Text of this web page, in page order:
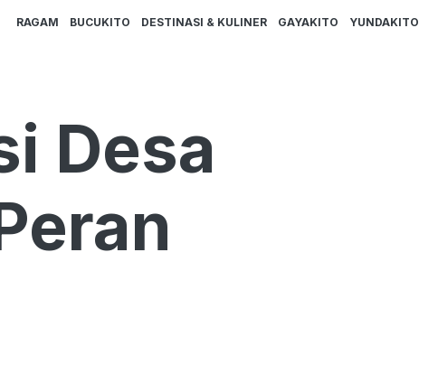
RAGAM BUCUKITO DESTINASI & KULINER GAYAKITO YUNDAKITO
Desa